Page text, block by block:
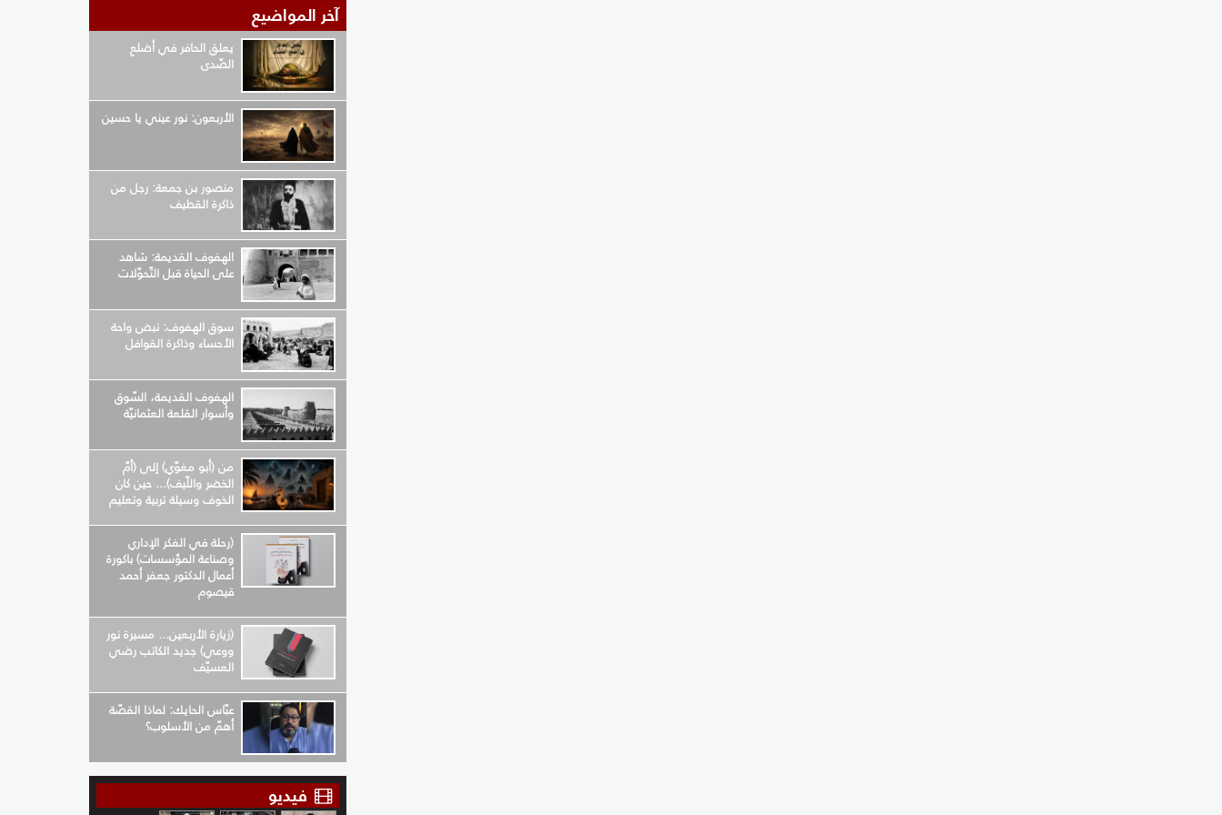
آخر المواضيع
يعلق الحافر في أضلع
الصّدى
الأربعون: نور عيني يا حسين
منصور بن جمعة: رجل من
ذاكرة القطيف
الهفوف القديمة: شاهد
على الحياة قبل التّحوّلات
سوق الهفوف: نبض واحة
الأحساء وذاكرة القوافل
الهفوف القديمة، السّوق
وأسوار القلعة العثمانيّة
من (أبو مغوّي) إلى (أمّ
الخضر واللّيف)... حين كان
الخوف وسيلة تربية وتعليم
(رحلة في الفكر الإداري
وصناعة المؤسسات) باكورة
أعمال الدكتور جعفر أحمد
قيصوم
(زيارة الأربعين... مسيرة نور
ووعي) جديد الكاتب رضي
العسيّف
عبّاس الحايك: لماذا القصّة
أهمّ من الأسلوب؟
فيديو